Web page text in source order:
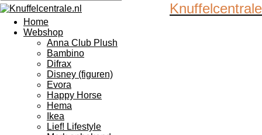
Knuffelcentrale
Home
Webshop
Anna Club Plush
Bambino
Difrax
Disney (figuren)
Evora
Happy Horse
Hema
Ikea
Lief! Lifestyle